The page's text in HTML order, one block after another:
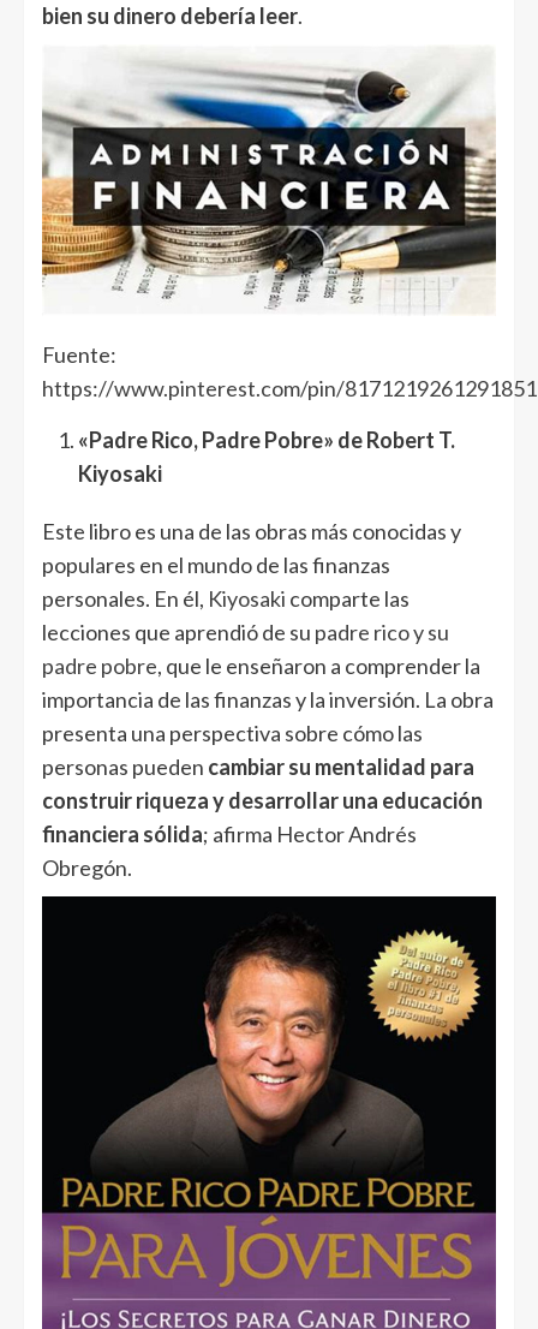
bien su dinero debería leer.
Fuente:
https://www.pinterest.com/pin/
«Padre Rico, Padre Pobre» de Robert T.
Kiyosaki
Este libro es una de las obras más conocidas y
populares en el mundo de las finanzas
personales. En él, Kiyosaki comparte las
lecciones que aprendió de su padre rico y su
padre pobre, que le enseñaron a comprender la
importancia de las finanzas y la inversión. La obra
presenta una perspectiva sobre cómo las
personas pueden cambiar su mentalidad para
construir riqueza y desarrollar una educación
financiera sólida; afirma Hector Andrés
Obregón.